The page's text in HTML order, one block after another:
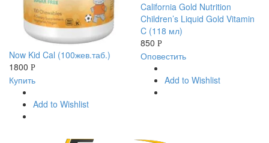
Now Kid Cal (100жев.таб.)
1800 Р
Купить
Add to Wishlist
California Gold Nutrition
Children’s Liquid Gold Vitamin
C (118 мл)
850 Р
Оповестить
Add to Wishlist